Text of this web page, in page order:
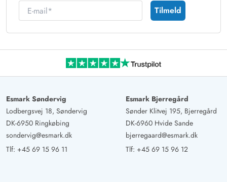
E-mail
Tilmeld
Esmark Søndervig
Lodbergsvej 18, Søndervig
DK-6950 Ringkøbing
sondervig@esmark.dk
Tlf: +45 69 15 96 11
Esmark Bjerregård
Sønder Klitvej 195, Bjerregård
DK-6960 Hvide Sande
bjerregaard@esmark.dk
Tlf: +45 69 15 96 12